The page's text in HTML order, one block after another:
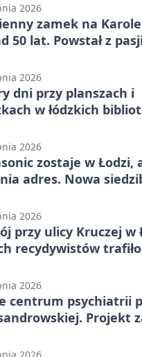
2026
zamek na
50 lat. Powstał z pasji
2026
dni przy planszach i
w łódzkich
2026
zostaje w Łodzi,
adres. Nowa
2026
przy ulicy Kruczej w
recydywistów
2026
centrum psychiatrii
Projekt
2026